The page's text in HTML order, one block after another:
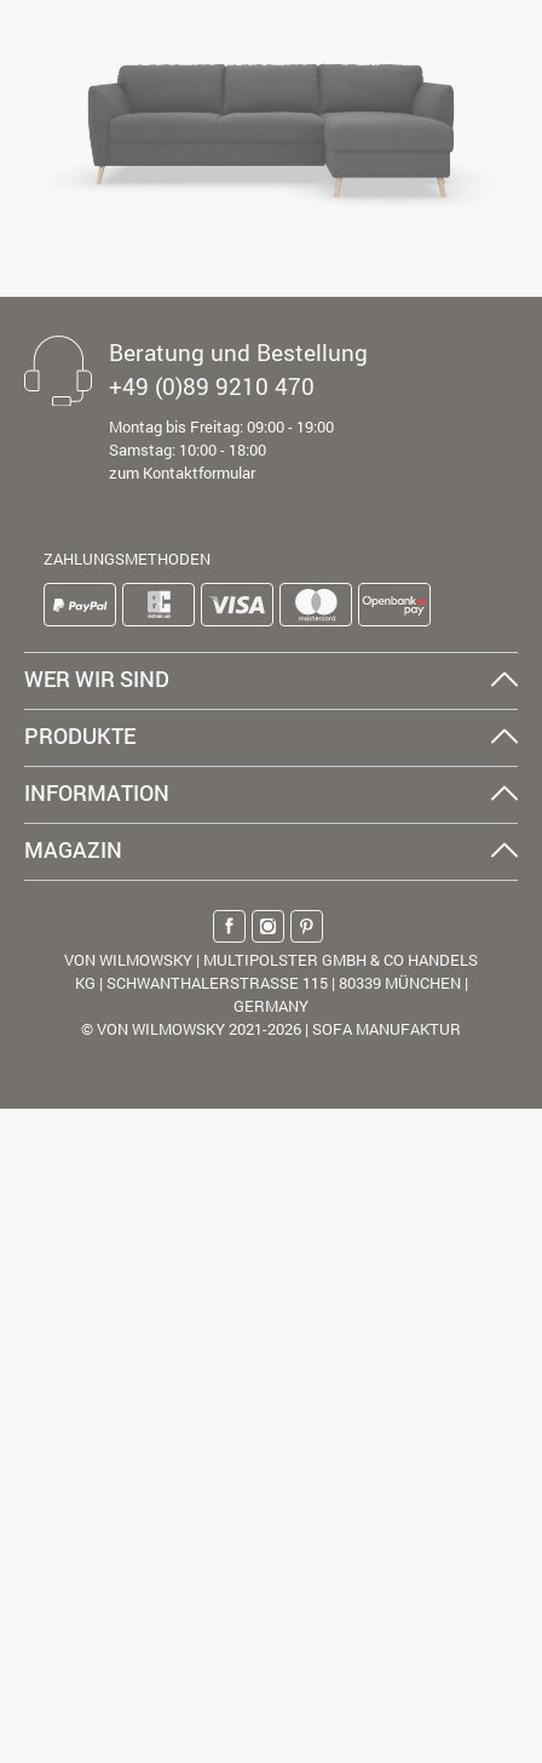
Beratung und Bestellung
+49 (0)89 9210 470
Montag bis Freitag: 09:00 - 19:00
Samstag: 10:00 - 18:00
zum Kontaktformular
ZAHLUNGSMETHODEN
WER WIR SIND
PRODUKTE
INFORMATION
MAGAZIN
VON WILMOWSKY | MULTIPOLSTER GMBH & CO HANDELS
KG | SCHWANTHALERSTRASSE 115 | 80339 MÜNCHEN |
GERMANY
© VON WILMOWSKY 2021-2026 | SOFA MANUFAKTUR